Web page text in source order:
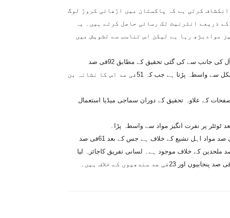
کرتی ہے کہ پاکستان میں اڑھائی کروڑ لوگ
ذریعے انٹرنیٹ تک رسائی حاصل کرتے ہیں۔ یہ
موادبڑھ رہا ہے لیکن اس تناسب سے تشویش میں
انٹرنیٹ پرموجود نفرت انگیز مواد پر غیر سرکاری تنظیم بائٹس فار آل کی جانب سے کی گئی تحقیق کے مطابق 92فی صد
انٹرنیٹ صارفین کاانٹرنیٹ پر نفرت آمیز مواد کی کسی نہ کسی مشکل سے واسطہ پڑتا ہے جب کہ 51فی صد اس کا نشانہ بن
کی بنیاد فیس بک اور ٹوئٹر کے 30اہم ترین صفحات کے علاوہ تحقیق کے دوران سماجی میڈیا استعمال
مذہبی گروہوں کا سماجی رابطوں کی دونوں ویب سائٹوں پر 70فی صد مواد اہل تشیع کے خلاف ہے جس کے بعد 61فی صد
43فی صد ہندوؤں، 43فی صد مسیحی آبادی اور 48فی صد ملحدین کے خلاف موجود ہے۔ لسانی تفریق کاجائزہ لیا